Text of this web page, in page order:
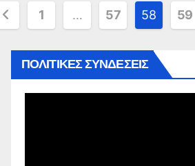
1 … 57 58 59
ΠΟΛΙΤΙΚΕΣ ΣΥΝΔΕΣΕΙΣ